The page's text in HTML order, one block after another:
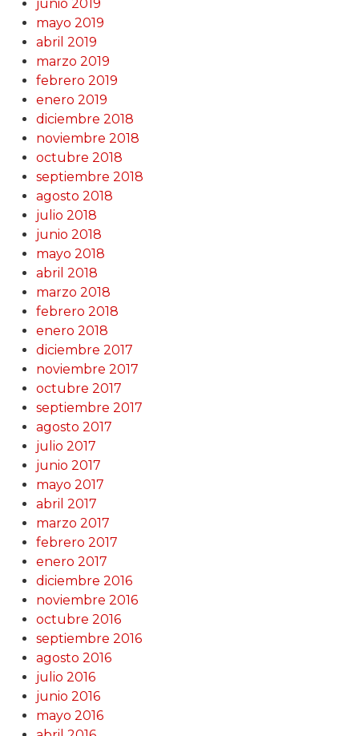
junio 2019
mayo 2019
abril 2019
marzo 2019
febrero 2019
enero 2019
diciembre 2018
noviembre 2018
octubre 2018
septiembre 2018
agosto 2018
julio 2018
junio 2018
mayo 2018
abril 2018
marzo 2018
febrero 2018
enero 2018
diciembre 2017
noviembre 2017
octubre 2017
septiembre 2017
agosto 2017
julio 2017
junio 2017
mayo 2017
abril 2017
marzo 2017
febrero 2017
enero 2017
diciembre 2016
noviembre 2016
octubre 2016
septiembre 2016
agosto 2016
julio 2016
junio 2016
mayo 2016